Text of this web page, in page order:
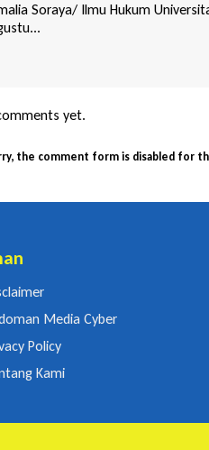
(DPK) Gerakan Mahasiswa
(GMNI)...
yet.
the comment form is disabled for
Media Cyber
Policy
Kami